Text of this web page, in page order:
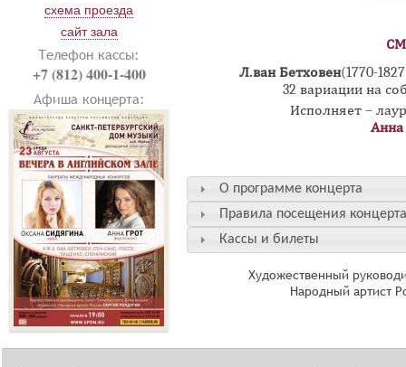
схема проезда
сайт зала
Телефон кассы:
+7 (812) 400-1-400
Афиша концерта:
Л.ван Бетховен(1770-
32 вариации на
Исполняет –
Анна
О программе концерта
Правила посещения
Кассы и билеты
Художественный
Народный артист